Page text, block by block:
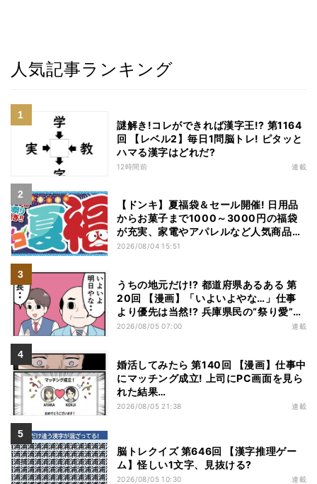
人気記事ランキング
謎解き!コレができれば漢字王!? 第1164
回 【レベル2】毎日1問脳トレ! ピタッと
ハマる漢字はどれだ?
12時間前 連載
【ドンキ】夏福袋＆セール開催! 日用品
からお菓子まで1000～3000円の福袋
が充実、家電やアパレルなど人気商品も
特価
2026/08/04 15:51
うちの地元だけ!? 都道府県あるある 第
20回 【漫画】「いよいよやな…」仕事
より優先は当然!? 兵庫県民の“祭り愛”が
熱すぎた
2026/08/05 07:00 連載
婚活してみたら 第140回 【漫画】仕事中
にマッチング成立! 上司にPC画面を見ら
れた結果…
2026/08/05 21:38 連載
脳トレクイズ 第646回 【漢字推理ゲー
ム】怪しい1文字、見抜ける?
2026/08/05 10:30 連載